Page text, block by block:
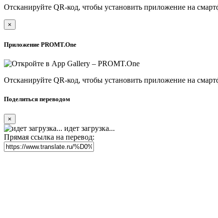
Отсканируйте QR-код, чтобы установить приложение на
×
Приложение PROMT.One
Отсканируйте QR-код, чтобы установить приложение на
Поделиться переводом
×
идет загрузка...
Прямая ссылка на перевод: